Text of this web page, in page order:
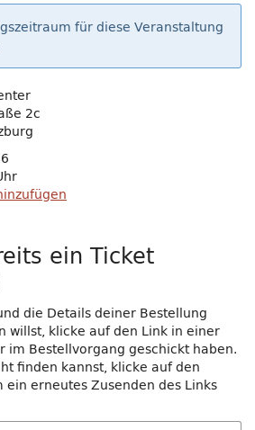
für diese Veranstaltung
2c
ein Ticket
die Details deiner Bestellung
willst, klicke auf den Link in einer
im Bestellvorgang geschickt haben.
finden kannst, klicke auf den
erneutes Zusenden des Links